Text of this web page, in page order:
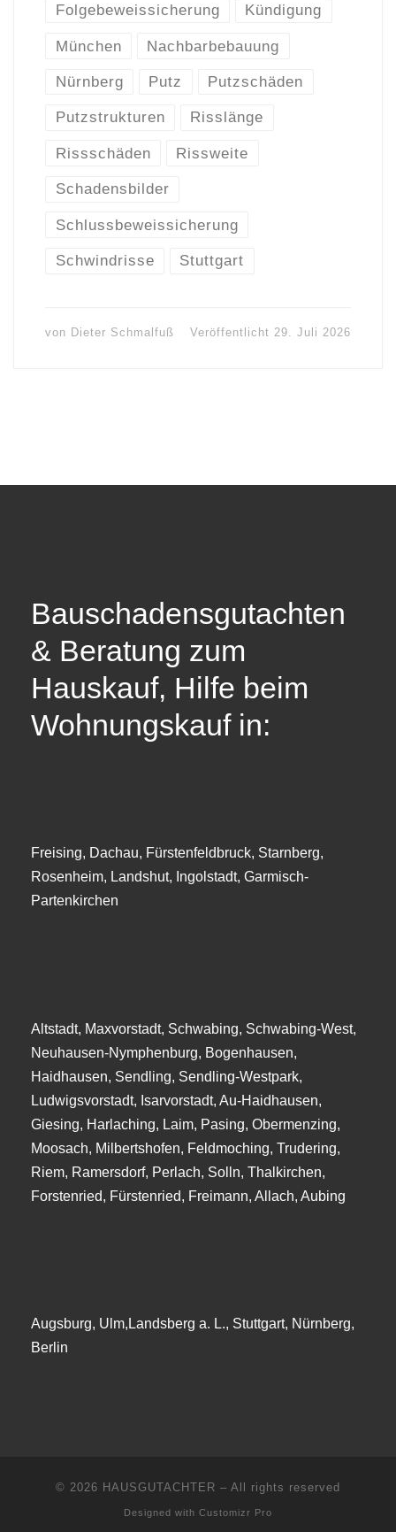
Folgebeweissicherung Kündigung
München Nachbarbebauung
Nürnberg Putz Putzschäden
Putzstrukturen Risslänge
Rissschäden Rissweite
Schadensbilder
Schlussbeweissicherung
Schwindrisse Stuttgart
von Dieter Schmalfuß Veröffentlicht 29. Juli 2026
Bauschadensgutachten
& Beratung zum
Hauskauf, Hilfe beim
Wohnungskauf in:
Freising, Dachau, Fürstenfeldbruck, Starnberg,
Rosenheim, Landshut, Ingolstadt, Garmisch-
Partenkirchen
Altstadt, Maxvorstadt, Schwabing, Schwabing-West,
Neuhausen-Nymphenburg, Bogenhausen,
Haidhausen, Sendling, Sendling-Westpark,
Ludwigsvorstadt, Isarvorstadt, Au-Haidhausen,
Giesing, Harlaching, Laim, Pasing, Obermenzing,
Moosach, Milbertshofen, Feldmoching, Trudering,
Riem, Ramersdorf, Perlach, Solln, Thalkirchen,
Forstenried, Fürstenried, Freimann, Allach, Aubing
Augsburg, Ulm,Landsberg a. L., Stuttgart, Nürnberg,
Berlin
© 2026 HAUSGUTACHTER – All rights reserved
Designed with Customizr Pro